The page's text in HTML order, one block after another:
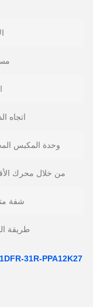
اتجاه
وحدة المكبس
من خلال محرك
شفة
طريقة